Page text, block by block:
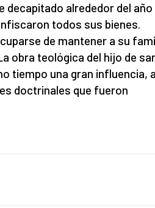
decapitado alrededor del año
todos sus bienes.
de mantener a su
obra teológica del hijo de
tiempo una gran influencia, a
doctrinales que fueron